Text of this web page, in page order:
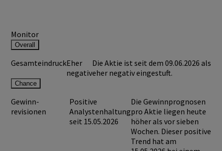
Monitor
Overall
GesamteindruckEher
negativ
Die Aktie ist seit dem 09.06.2026 als
eher negativ eingestuft.
Chance
Gewinn-
revisionen
Positive
Analystenhaltung
seit 15.05.2026
Die Gewinnprognosen
pro Aktie liegen heute
höher als vor sieben
Wochen. Dieser positive
Trend hat am